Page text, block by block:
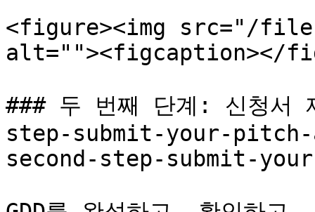
<figure><img src="/files/
alt=""><figcaption></
### 두 번째 단계: 신청
step-submit-your-
second-step-submit-